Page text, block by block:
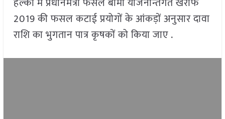
2019 की फसल कटाई प्रयोगों के आंकड़ों अनुसार दावा
राशि का भुगतान पात्र कृषकों को किया जाए .